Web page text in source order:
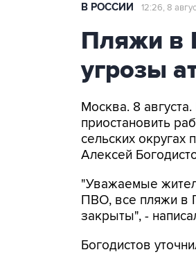
В РОССИИ 12:26, 8
Пляжи в
угрозы
Москва. 8
приостановить
сельских
Алексей
"Уважаемые
ПВО, все пляжи в
закрыты", -
Богодистов